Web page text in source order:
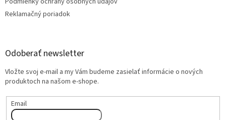
Reklamačný poriadok
Odoberať newsletter
Vložte svoj e-mail a my Vám budeme zasielať informácie o nových
produktoch na našom e-shope.
Email